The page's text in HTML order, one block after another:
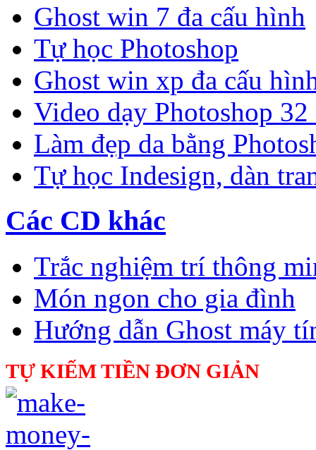
Ghost win 7 đa cấu hình
Tự học Photoshop
Ghost win xp đa cấu
Video dạy Photoshop
Làm đẹp da bằng
Tự học Indesign, dàn
Các CD khác
Trắc nghiệm trí thông
Món ngon cho gia đình
Hướng dẫn Ghost máy
TỰ KIẾM TIỀN ĐƠN GIẢN